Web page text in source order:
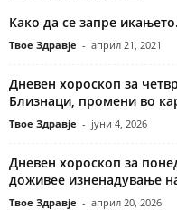
Како да се запре
Твое Здравје - април 21, 2021
Дневен хороскоп за
Близнаци, промени во
Твое Здравје - јуни 4, 2026
Дневен хороскоп за
доживее изненадување
Твое Здравје - април 20, 2026